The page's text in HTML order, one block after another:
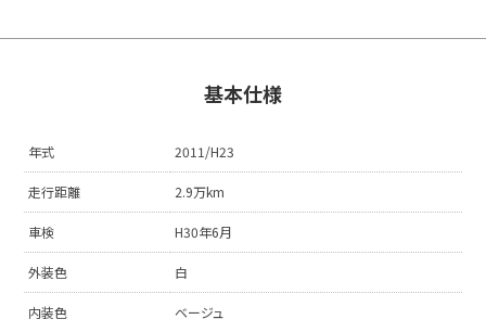
基本仕様
年式 2011/H23
走行距離 2.9万km
車検 H30年6月
外装色 白
内装色 ベージュ